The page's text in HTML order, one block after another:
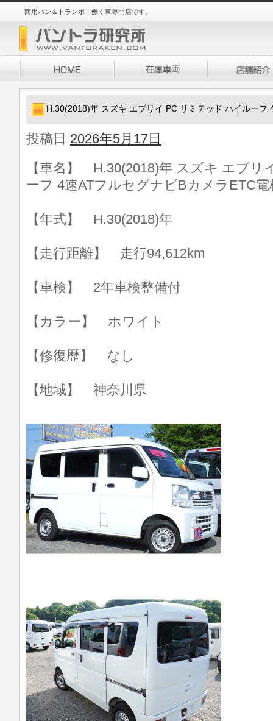
商用バン＆トランポ！働く車専門店です。
H.30(2018)年 スズキ エブリイ PC リミテッド ハイルーフ
投稿日 2026年5月17日
【車名】 H.30(2018)年 スズキ エブリ
ーフ 4速ATフルセグナビBカメラETC電
【年式】 H.30(2018)年
【走行距離】 走行94,612km
【車検】 2年車検整備付
【カラー】 ホワイト
【修復歴】 なし
【地域】 神奈川県